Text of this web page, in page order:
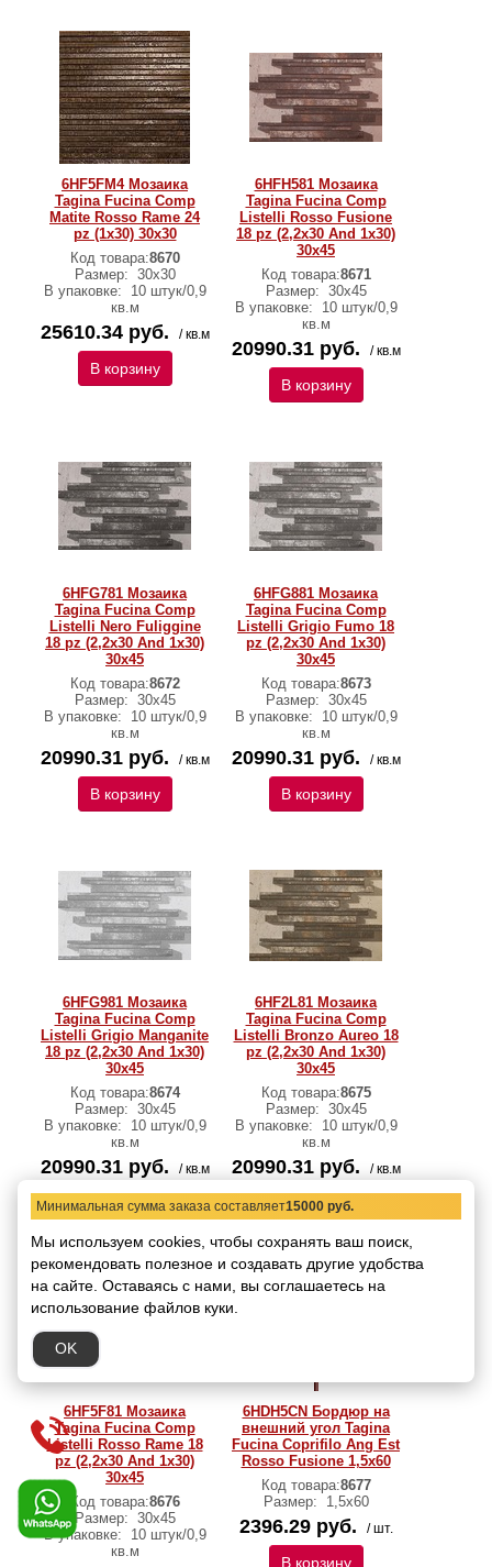
6HF5FM4 Мозаика
Tagina Fucina Comp
Matite Rosso Rame 24
pz (1x30) 30x30
Код товара:8670
Размер: 30x30
В упаковке:
10 штук/0,9
кв.м
25610.34 руб. / кв.м
В корзину
6HFH581 Мозаика
Tagina Fucina Comp
Listelli Rosso Fusione
18 pz (2,2x30 And 1x30)
30x45
Код товара:8671
Размер: 30x45
В упаковке:
10 штук/0,9
кв.м
20990.31 руб. / кв.м
В корзину
6HFG781 Мозаика
Tagina Fucina Comp
Listelli Nero Fuliggine
18 pz (2,2x30 And 1x30)
30x45
Код товара:8672
Размер: 30x45
В упаковке:
10 штук/0,9
кв.м
20990.31 руб. / кв.м
В корзину
6HFG881 Мозаика
Tagina Fucina Comp
Listelli Grigio Fumo 18
pz (2,2x30 And 1x30)
30x45
Код товара:8673
Размер: 30x45
В упаковке:
10 штук/0,9
кв.м
20990.31 руб. / кв.м
В корзину
6HFG981 Мозаика
Tagina Fucina Comp
Listelli Grigio Manganite
18 pz (2,2x30 And 1x30)
30x45
Код товара:8674
Размер: 30x45
В упаковке:
10 штук/0,9
кв.м
20990.31 руб. / кв.м
В корзину
6HF2L81 Мозаика
Tagina Fucina Comp
Listelli Bronzo Aureo 18
pz (2,2x30 And 1x30)
30x45
Код товара:8675
Размер: 30x45
В упаковке:
10 штук/0,9
кв.м
20990.31 руб. / кв.м
В корзину
6HF5F81 Мозаика
Tagina Fucina Comp
Listelli Rosso Rame 18
pz (2,2x30 And 1x30)
30x45
Код товара:8676
Размер: 30x45
В упаковке:
10 штук/0,9
кв.м
6HDH5CN Бордюр на
внешний угол Tagina
Fucina Coprifilo Ang Est
Rosso Fusione 1,5x60
Код товара:8677
Размер:
1,5x60
2396.29 руб. / шт.
В корзину
Минимальная сумма заказа составляет15000 руб.
Мы используем cookies, чтобы сохранять ваш поиск,
рекомендовать полезное и создавать другие удобства
на сайте. Оставаясь с нами, вы соглашаетесь на
использование файлов куки.
OK